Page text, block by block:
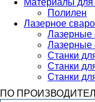
Материалы для
Полилен
Лазерное
Лазерные
Лазерные
Станки
Станки
Станки
ПО